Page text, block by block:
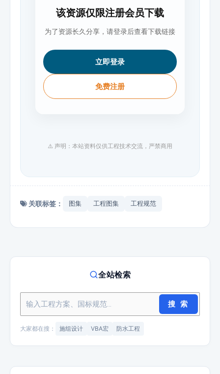
该资源仅限注册会员下载
为了资源长久分享，请登录后查看下载链接
立即登录
免费注册
⚠️ 声明：本站资料仅供工程技术交流，严禁商用
关联标签： 图集 工程图集 工程规范
全站检索
搜 索
大家都在搜： 施组设计 VBA宏 防水工程